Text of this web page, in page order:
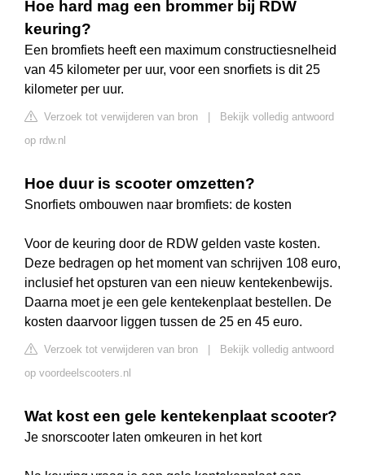
Hoe hard mag een brommer bij RDW
keuring?
Een bromfiets heeft een maximum constructiesnelheid
van 45 kilometer per uur, voor een snorfiets is dit 25
kilometer per uur.
Verzoek tot verwijderen van bron
Bekijk volledig antwoord
op rdw.nl
Hoe duur is scooter omzetten?
Snorfiets ombouwen naar bromfiets: de kosten
Voor de keuring door de RDW gelden vaste kosten.
Deze bedragen op het moment van schrijven 108 euro,
inclusief het opsturen van een nieuw kentekenbewijs.
Daarna moet je een gele kentekenplaat bestellen. De
kosten daarvoor liggen tussen de 25 en 45 euro.
Verzoek tot verwijderen van bron
Bekijk volledig antwoord
op voordeelscooters.nl
Wat kost een gele kentekenplaat scooter?
Je snorscooter laten omkeuren in het kort